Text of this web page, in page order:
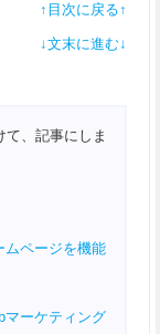
↑目次に戻る↑
↓文末に進む↓
て、記事にしま
ページを機能
ーケティング